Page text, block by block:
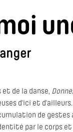
de la danse,
d’ici et
de gestes
par le corps et